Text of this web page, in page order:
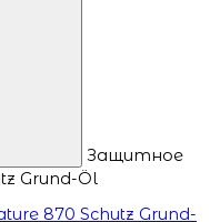
Защитное
Grund-Öl